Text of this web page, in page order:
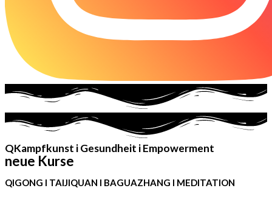
QKampfkunst i Gesundheit i Empowerment
neue Kurse
QIGONG I TAIJIQUAN I BAGUAZHANG I MEDITATION